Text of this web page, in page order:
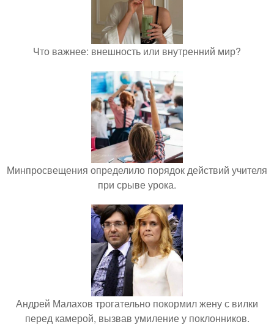
Что важнее: внешность или внутренний мир?
Минпросвещения определило порядок действий учителя
при срыве урока.
Андрей Малахов трогательно покормил жену с вилки
перед камерой, вызвав умиление у поклонников.